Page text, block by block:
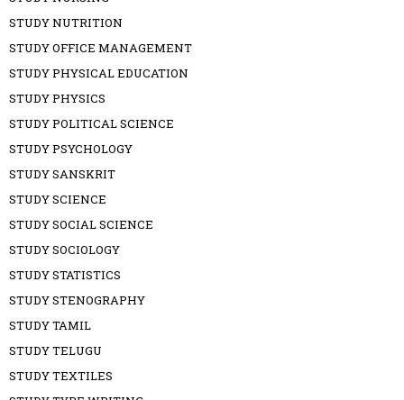
STUDY NUTRITION
STUDY OFFICE MANAGEMENT
STUDY PHYSICAL EDUCATION
STUDY PHYSICS
STUDY POLITICAL SCIENCE
STUDY PSYCHOLOGY
STUDY SANSKRIT
STUDY SCIENCE
STUDY SOCIAL SCIENCE
STUDY SOCIOLOGY
STUDY STATISTICS
STUDY STENOGRAPHY
STUDY TAMIL
STUDY TELUGU
STUDY TEXTILES